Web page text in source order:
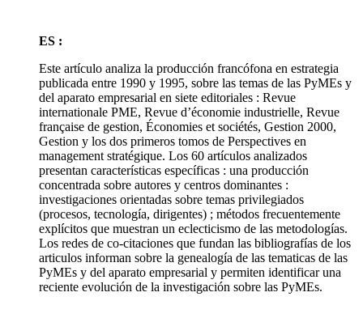
ES :
Este artículo analiza la producción francófona en estrategia
publicada entre 1990 y 1995, sobre las temas de las PyMEs y
del aparato empresarial en siete editoriales : Revue
internationale PME, Revue d’économie industrielle, Revue
française de gestion, Économies et sociétés, Gestion 2000,
Gestion y los dos primeros tomos de Perspectives en
management stratégique. Los 60 artículos analizados
presentan características específicas : una producción
concentrada sobre autores y centros dominantes :
investigaciones orientadas sobre temas privilegiados
(procesos, tecnología, dirigentes) ; métodos frecuentemente
explícitos que muestran un eclecticismo de las metodologías.
Los redes de co-citaciones que fundan las bibliografías de los
articulos informan sobre la genealogía de las tematicas de las
PyMEs y del aparato empresarial y permiten identificar una
reciente evolución de la investigación sobre las PyMEs.